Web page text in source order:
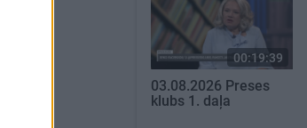
00:19:39
03.08.2026 Preses
klubs 1. daļa